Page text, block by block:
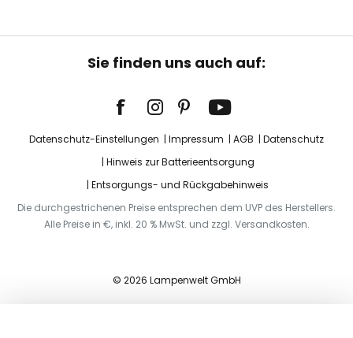
Sie finden uns auch auf:
Datenschutz-Einstellungen Impressum AGB
Datenschutz
Hinweis zur Batterieentsorgung
Entsorgungs- und Rückgabehinweis
Die durchgestrichenen Preise entsprechen dem UVP des Herstellers.
Alle Preise in €, inkl. 20 % MwSt. und zzgl. Versandkosten.
© 2026 Lampenwelt GmbH